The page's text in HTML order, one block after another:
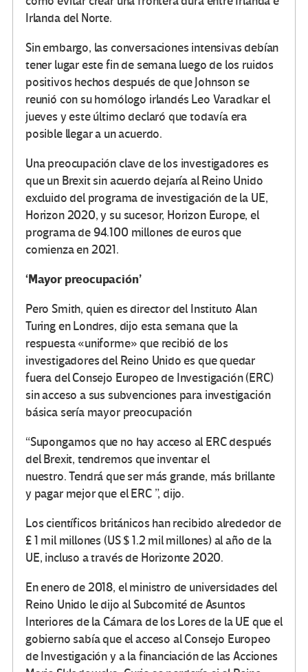
Irlanda del Norte.
Sin embargo, las conversaciones intensivas debían
tener lugar este fin de semana luego de los ruidos
positivos hechos después de que Johnson se
reunió con su homólogo irlandés Leo Varadkar el
jueves y este último declaró que todavía era
posible llegar a un acuerdo.
Una preocupación clave de los investigadores es
que un Brexit sin acuerdo dejaría al Reino Unido
excluido del programa de investigación de la UE,
Horizon 2020, y su sucesor, Horizon Europe, el
programa de 94.100 millones de euros que
comienza en 2021.
‘Mayor preocupación’
Pero Smith, quien es director del Instituto Alan
Turing en Londres, dijo esta semana que la
respuesta «uniforme» que recibió de los
investigadores del Reino Unido es que quedar
fuera del Consejo Europeo de Investigación (ERC)
sin acceso a sus subvenciones para investigación
básica sería mayor preocupación
“Supongamos que no hay acceso al ERC después
del Brexit, tendremos que inventar el
nuestro. Tendrá que ser más grande, más brillante
y pagar mejor que el ERC ”, dijo.
Los científicos británicos han recibido alrededor de
£ 1 mil millones (US $ 1.2 mil millones) al año de la
UE, incluso a través de Horizonte 2020.
En enero de 2018, el ministro de universidades del
Reino Unido le dijo al Subcomité de Asuntos
Interiores de la Cámara de los Lores de la UE que el
gobierno sabía que el acceso al Consejo Europeo
de Investigación y a la financiación de las Acciones